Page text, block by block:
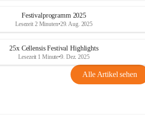
Festivalprogramm 2025
Lesezeit 2 Minuten•29. Aug. 2025
25x Cellensis Festival Highlights
Lesezeit 1 Minute•9. Dez. 2025
Alle Artikel sehen